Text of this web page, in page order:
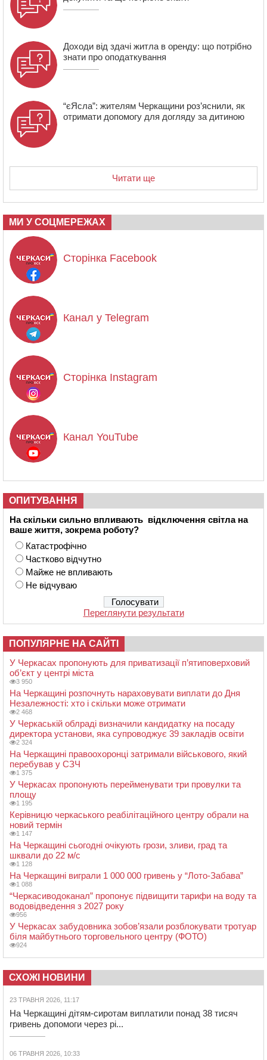
17:29
Апеляційний суд підтвердив стягнення майже 250
тис. грн шкоди за незаконний вилов риби
Доходи від здачі житла в оренду: що потрібно
знати про оподаткування
“єЯсла”: жителям Черкащини роз’яснили, як
отримати допомогу для догляду за дитиною
Читати ще
МИ У СОЦМЕРЕЖАХ
Сторінка Facebook
Канал у Telegram
Сторінка Instagram
Канал YouTube
ОПИТУВАННЯ
На скільки сильно впливають відключення світла на
ваше життя, зокрема роботу?
Катастрофічно
Частково відчутно
Майже не впливають
Не відчуваю
Переглянути результати
ПОПУЛЯРНЕ НА САЙТІ
У Черкасах пропонують для приватизації п’ятиповерховий
об’єкт у центрі міста
3 950
На Черкащині розпочнуть нараховувати виплати до Дня
Незалежності: хто і скільки може отримати
2 468
У Черкаській облраді визначили кандидатку на посаду
директора установи, яка супроводжує 39 закладів освіти
2 324
На Черкащині правоохоронці затримали військового, який
перебував у СЗЧ
1 375
У Черкасах пропонують перейменувати три провулки та
площу
1 195
Керівницю черкаського реабілітаційного центру обрали на
новий термін
1 147
На Черкащині сьогодні очікують грози, зливи, град та
шквали до 22 м/с
1 128
На Черкащині виграли 1 000 000 гривень у “Лото-Забава”
1 088
“Черкасиводоканал” пропонує підвищити тарифи на воду та
водовідведення з 2027 року
956
У Черкасах забудовника зобов’язали розблокувати тротуар
біля майбутнього торговельного центру (ФОТО)
924
СХОЖІ НОВИНИ
23 ТРАВНЯ 2026, 11:17
На Черкащині дітям-сиротам виплатили понад 38 тисяч
гривень допомоги через рі...
06 ТРАВНЯ 2026, 10:33